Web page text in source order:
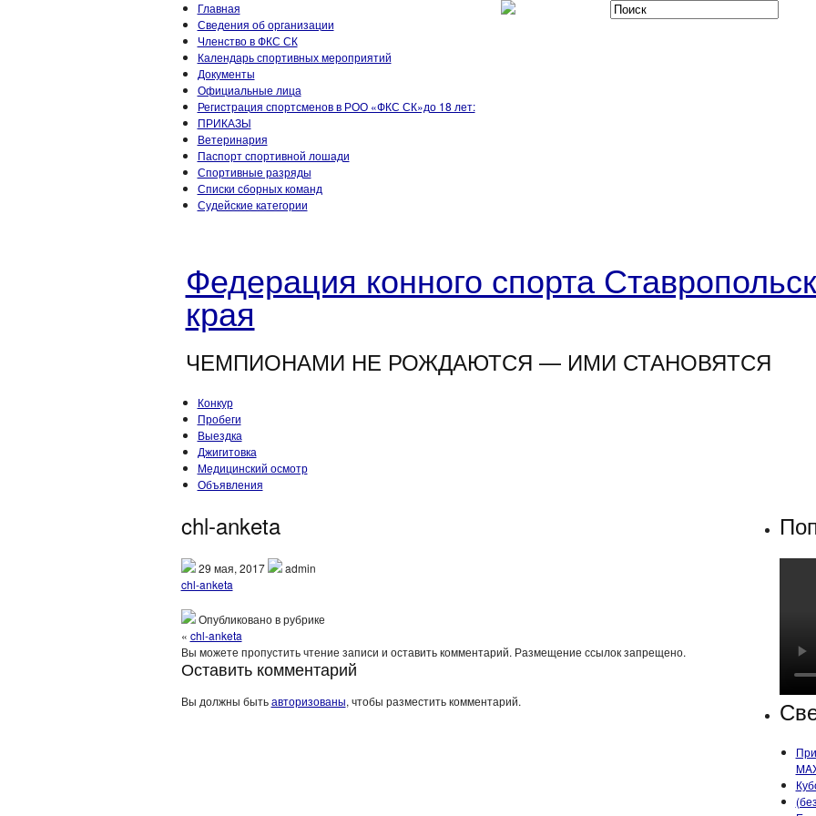
Главная
Сведения об организации
Членство в ФКС СК
Календарь спортивных мероприятий
Документы
Официальные лица
Регистрация спортсменов в РОО «ФКС СК»до 18 лет:
ПРИКАЗЫ
Ветеринария
Паспорт спортивной лошади
Спортивные разряды
Списки сборных команд
Судейские категории
Федерация конного спорта
края
ЧЕМПИОНАМИ НЕ РОЖДАЮТСЯ — ИМИ СТАНОВЯТСЯ
Конкур
Пробеги
Выездка
Джигитовка
Медицинский осмотр
Объявления
chl-anketa
29 мая, 2017
admin
chl-anketa
Опубликовано в рубрике
« chl-anketa
Вы можете пропустить чтение записи и оставить комментарий. Размещение ссылок запрещено.
Оставить комментарий
Вы должны бытьавторизованы, чтобы разместить комментарий.